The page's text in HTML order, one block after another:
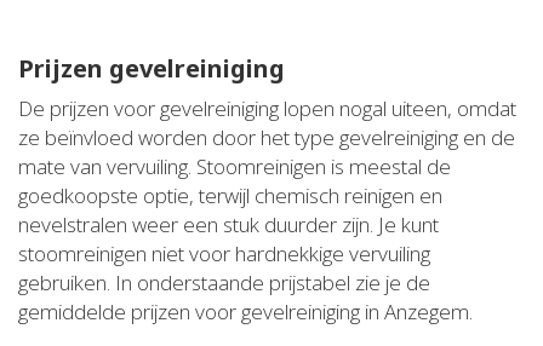
Prijzen gevelreiniging
De prijzen voor gevelreiniging lopen nogal uiteen, omdat
ze beïnvloed worden door het type gevelreiniging en de
mate van vervuiling. Stoomreinigen is meestal de
goedkoopste optie, terwijl chemisch reinigen en
nevelstralen weer een stuk duurder zijn. Je kunt
stoomreinigen niet voor hardnekkige vervuiling
gebruiken. In onderstaande prijstabel zie je de
gemiddelde prijzen voor gevelreiniging in Anzegem.